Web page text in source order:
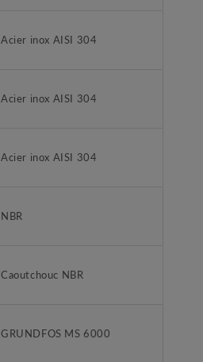
Acier inox AISI 304
Acier inox AISI 304
Acier inox AISI 304
NBR
Caoutchouc NBR
GRUNDFOS MS 6000